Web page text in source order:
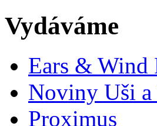
Vydáváme
Ears & Wind
Noviny Uši
Proximus